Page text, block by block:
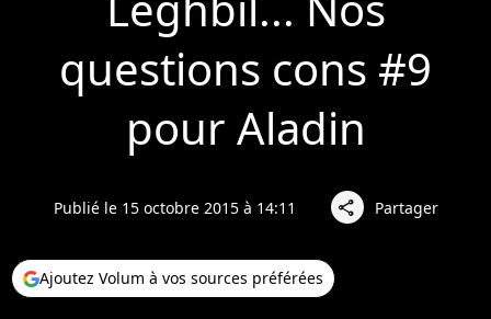
questions cons #9
pour Aladin
Publié le 15 octobre 2015 à 14:11 share Partager
Ajoutez Volum à vos sources préférées